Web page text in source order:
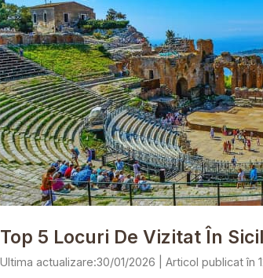
Top 5 Locuri De Vizitat În
30/01/2026